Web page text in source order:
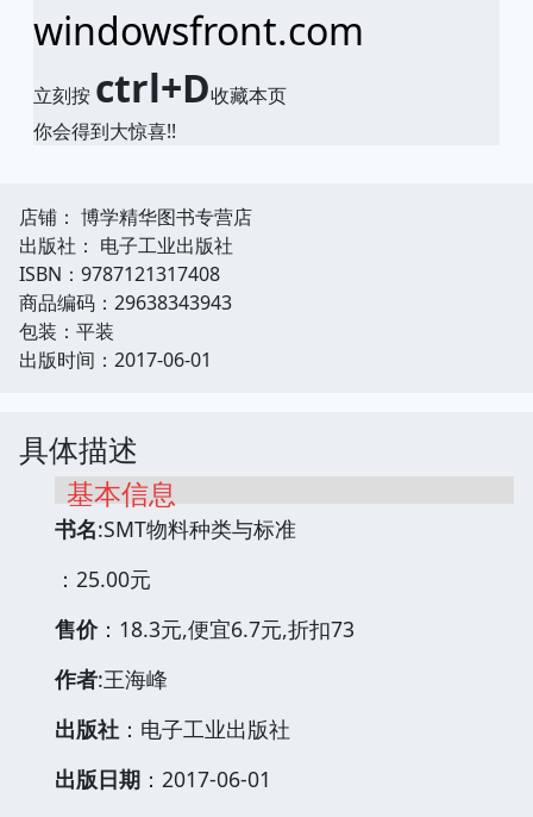
windowsfront.com
立刻按 ctrl+D收藏本页
你会得到大惊喜!!
店铺： 博学精华图书专营店
出版社： 电子工业出版社
ISBN：9787121317408
商品编码：29638343943
包装：平装
出版时间：2017-06-01
具体描述
基本信息
书名:SMT物料种类与标准
：25.00元
售价：18.3元,便宜6.7元,折扣73
作者:王海峰
出版社 ：电子工业出版社
出版日期 ：2017-06-01